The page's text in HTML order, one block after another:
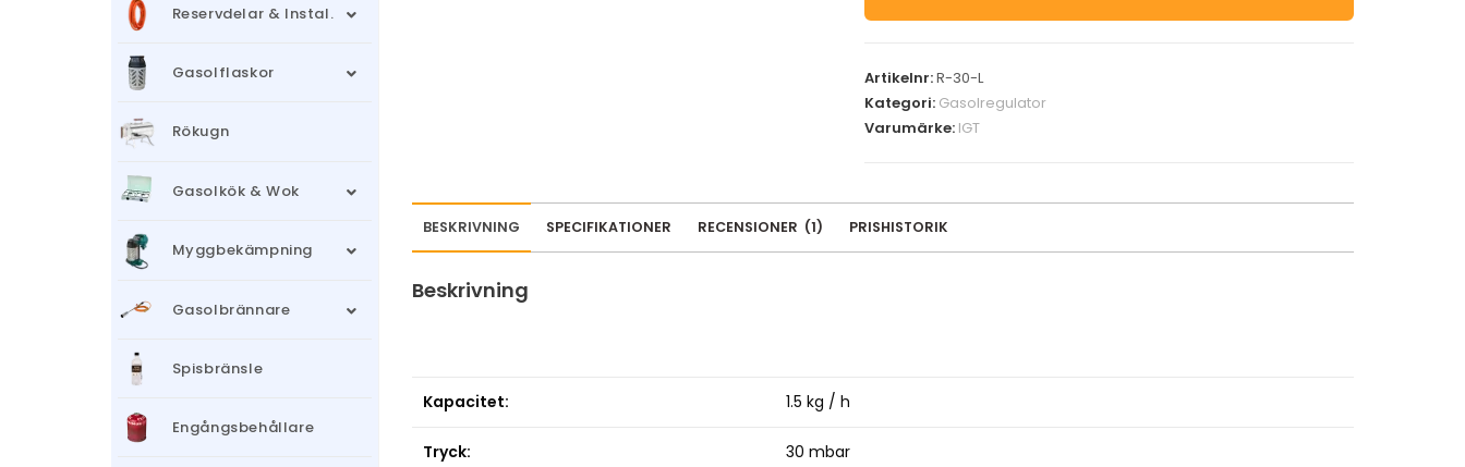
Artikelnr:R-30-L
Kategori: Gasolregulator
Varumärke: IGT
BESKRIVNING SPECIFIKATIONER RECENSIONER (1) PRISHISTORIK
Beskrivning
Kapacitet: 1.5 kg / h
Tryck: 30 mbar
Reservdelar & Instal.
Gasolflaskor
Rökugn
Gasolkök & Wok
Myggbekämpning
Gasolbrännare
Spisbränsle
Engångsbehållare